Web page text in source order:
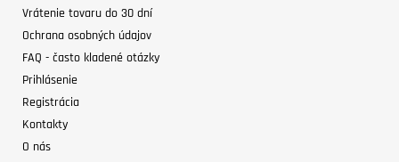
Vrátenie tovaru do 30 dní
Ochrana osobných údajov
FAQ - často kladené otázky
Prihlásenie
Registrácia
Kontakty
O nás